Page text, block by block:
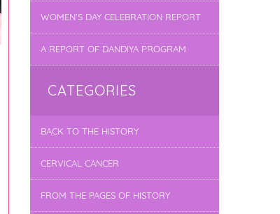
WOMEN’S DAY CELEBRATION REPORT
A REPORT OF DANDIYA PROGRAM
CATEGORIES
BACK TO THE HISTORY
CERVICAL CANCER
FROM THE PAGES OF HISTORY